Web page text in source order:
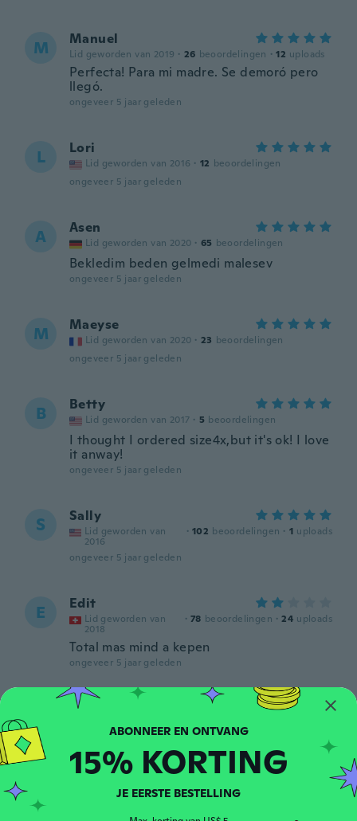
M Manuel
Lid geworden van 2019 · 26 beoordelingen · 12 uploads
Perfecta! Para mi madre. Se demoró pero
llegó.
ongeveer 5 jaar geleden
L Lori
Lid geworden van 2016 · 12 beoordelingen
ongeveer 5 jaar geleden
A Asen
Lid geworden van 2020 · 65 beoordelingen
Bekledim beden gelmedi malesev
ongeveer 5 jaar geleden
M Maeyse
Lid geworden van 2020 · 23 beoordelingen
ongeveer 5 jaar geleden
B Betty
Lid geworden van 2017 · 5 beoordelingen
I thought I ordered size4x,but it's ok! I love
it anway!
ongeveer 5 jaar geleden
S Sally
Lid geworden van
2016
· 102 beoordelingen · 1 uploads
ongeveer 5 jaar geleden
E Edit
Lid geworden van
2018
· 78 beoordelingen · 24 uploads
Total mas mind a kepen
ongeveer 5 jaar geleden
Selena
ongeveer 5 jaar geleden
M Melissa
ABONNEER EN ONTVANG
15% KORTING
JE EERSTE BESTELLING